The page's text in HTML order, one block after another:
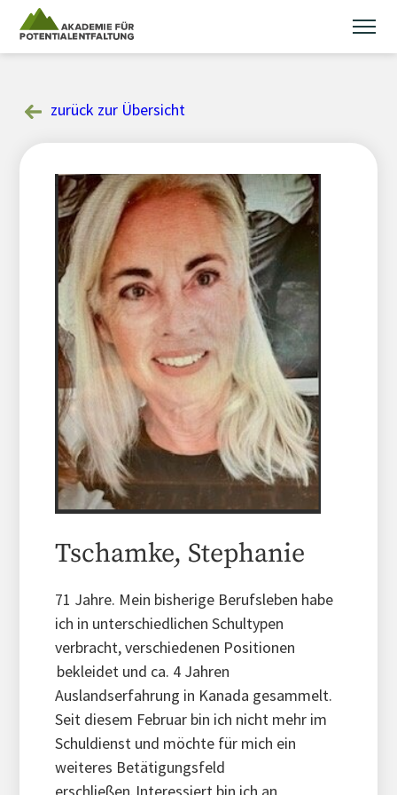
content
zurück zur Übersicht
Tschamke, Stephanie
71 Jahre. Mein bisherige Berufsleben habe
ich in unterschiedlichen Schultypen
verbracht, verschiedenen Positionen
bekleidet und ca. 4 Jahren
Auslandserfahrung in Kanada gesammelt.
Seit diesem Februar bin ich nicht mehr im
Schuldienst und möchte für mich ein
weiteres Betätigungsfeld